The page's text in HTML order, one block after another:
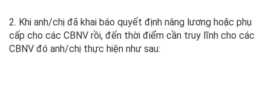
2. Khi anh/chị đã khai báo quyết định nâng lương hoặc phụ
cấp cho các CBNV rồi, đến thời điểm cần truy lĩnh cho các
CBNV đó anh/chị thực hiện như sau: